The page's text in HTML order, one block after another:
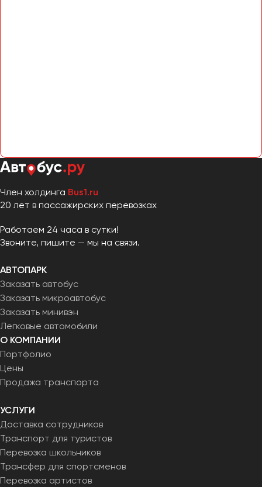
Член холдинга Bus1.ru
20 лет в пассажирских перевозках
Работаем 24 часа в сутки!
Звоните, пишите — мы на связи.
АВТОПАРК
Заказать автобус
Заказать микроавтобус
Заказать минивэн
Легковые автомобили
О КОМПАНИИ
Портфолио
Цены
Продажа транспорта
УСЛУГИ
Доставка сотрудников
Транспорт для туристов
Перевозка школьников
Трансфер для спортсменов
Перевозка артистов